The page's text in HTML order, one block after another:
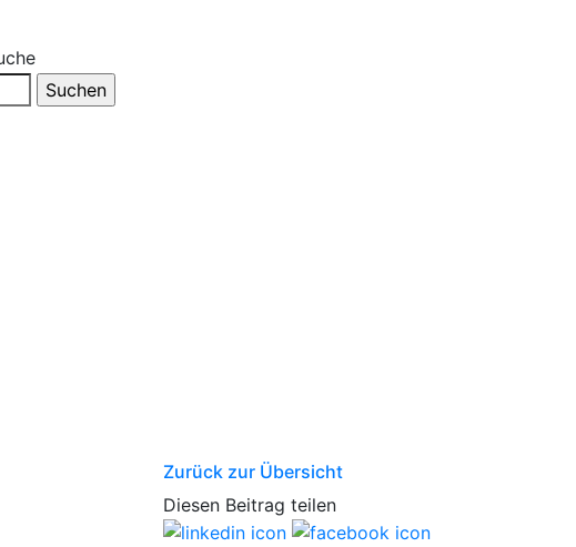
Zurück zur Übersicht
Diesen Beitrag teilen